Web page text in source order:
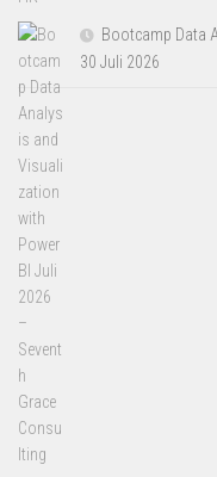
Bootcamp Data
30 Juli 2026